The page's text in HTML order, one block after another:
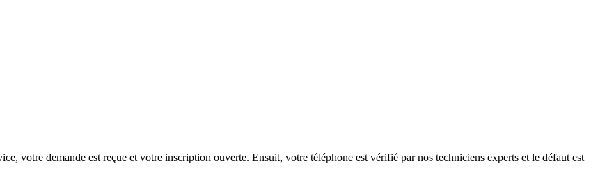
votre demande est reçue et votre inscription ouverte. Ensuit, votre téléphone est vérifié par nos techniciens experts et le défaut est